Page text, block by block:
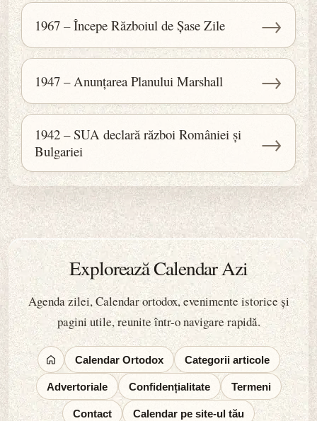
1967 – Începe Războiul de Șase Zile →
1947 – Anunțarea Planului Marshall →
1942 – SUA declară război României și
Bulgariei
→
Explorează Calendar Azi
Agenda zilei, Calendar ortodox, evenimente istorice și
pagini utile, reunite într-o navigare rapidă.
Calendar Ortodox Categorii articole
Advertoriale Confidențialitate Termeni
Contact Calendar pe site-ul tău